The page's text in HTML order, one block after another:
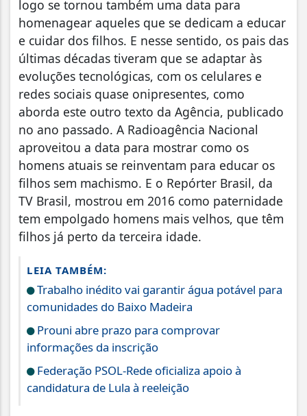
logo se tornou também uma data para
homenagear aqueles que se dedicam a educar
e cuidar dos filhos. E nesse sentido, os pais das
últimas décadas tiveram que se adaptar às
evoluções tecnológicas, com os celulares e
redes sociais quase onipresentes, como
aborda este outro texto da Agência, publicado
no ano passado. A Radioagência Nacional
aproveitou a data para mostrar como os
homens atuais se reinventam para educar os
filhos sem machismo. E o Repórter Brasil, da
TV Brasil, mostrou em 2016 como paternidade
tem empolgado homens mais velhos, que têm
filhos já perto da terceira idade.
LEIA TAMBÉM:
Trabalho inédito vai garantir água potável para
comunidades do Baixo Madeira
Prouni abre prazo para comprovar
informações da inscrição
Federação PSOL-Rede oficializa apoio à
candidatura de Lula à reeleição